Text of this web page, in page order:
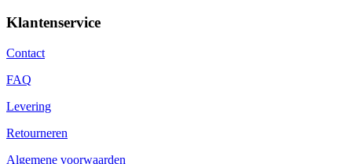
Klantenservice
Contact
FAQ
Levering
Retourneren
Algemene voorwaarden